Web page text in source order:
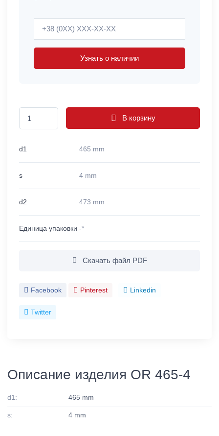
Узнать о наличии
В корзину
d1 465 mm
s 4 mm
d2 473 mm
Единица упаковки -*
Скачать файл PDF
Facebook Pinterest Linkedin
Twitter
Описание изделия OR 465-4
d1: 465 mm
s: 4 mm